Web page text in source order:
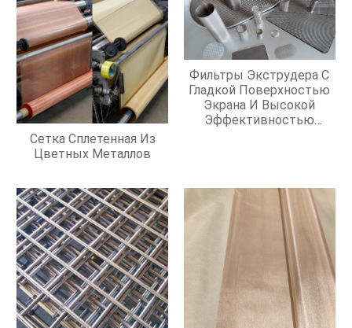
Сетка Сплетенная Из
Цветных Металлов
Фильтры Экструдера С
Гладкой Поверхностью
Экрана И Высокой
Эффективностью